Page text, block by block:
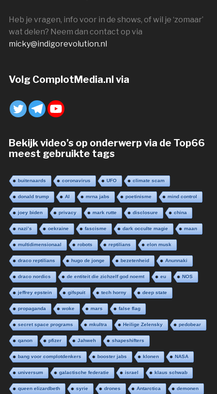
Heb je vragen, info voor in de shows, of wil je ‘zomaar’
wat delen? Neem dan contact op via
micky@indigorevolution.nl
Volg ComplotMedia.nl via
Bekijk video’s op onderwerp via de Top66
meest gebruikte tags
buitenaards coronavirus UFO climate scam
donald trump AI mrna jabs poetinisme mind control
joey biden privacy mark rutte disclosure china
nazi’s oekraine fascisme dark occulte magie maan
multidimensionaal robots reptilians elon musk
draco reptilians hugo de jonge bezetenheid Anunnaki
draco nordics de entiteit die zichzelf god noemt eu NOS
jeffrey epstein gifspuit tech horny deep state
propaganda woke mars false flag
secret space programs mkultra Heilige Zelensky pedobear
qanon pfizer Jahweh shapeshifters
bang voor complotdenkers booster jabs klonen NASA
universum galactische federatie israel klaus schwab
queen elizardbeth syrie drones Antarctica demonen